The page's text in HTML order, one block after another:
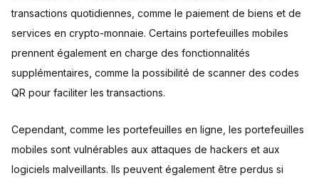
transactions quotidiennes, comme le paiement de biens et de
services en crypto-monnaie. Certains portefeuilles mobiles
prennent également en charge des fonctionnalités
supplémentaires, comme la possibilité de scanner des codes
QR pour faciliter les transactions.
Cependant, comme les portefeuilles en ligne, les portefeuilles
mobiles sont vulnérables aux attaques de hackers et aux
logiciels malveillants. Ils peuvent également être perdus si